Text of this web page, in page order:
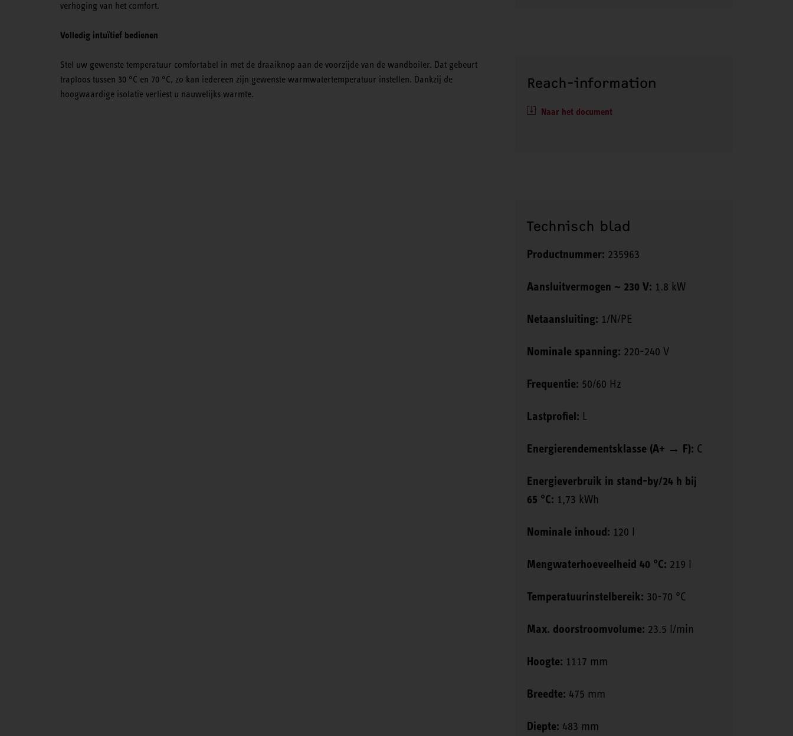
verhoging van het comfort.
Volledig intuïtief bedienen
Stel uw gewenste temperatuur comfortabel in met de draaiknop aan de voorzijde van de wandboiler. Dat gebeurt
traploos tussen 30 °C en 70 °C, zo kan iedereen zijn gewenste warmwatertemperatuur instellen. Dankzij de
hoogwaardige isolatie verliest u nauwelijks warmte.
Reach-information
Naar het document
Technisch blad
Productnummer: 235963
Aansluitvermogen ~ 230 V: 1.8 kW
Netaansluiting: 1/N/PE
Nominale spanning: 220-240 V
Frequentie: 50/60 Hz
Lastprofiel: L
Energierendementsklasse (A+ → F): C
Energieverbruik in stand-by/24 h bij
65 °C: 1,73 kWh
Nominale inhoud: 120 l
Mengwaterhoeveelheid 40 °C: 219 l
Temperatuurinstelbereik: 30-70 °C
Max. doorstroomvolume: 23.5 l/min
Hoogte: 1117 mm
Breedte: 475 mm
Diepte: 483 mm